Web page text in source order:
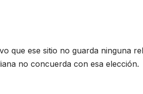
que ese sitio no guarda ninguna
no concuerda con esa elección.